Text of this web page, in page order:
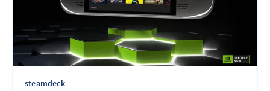
steamdeck